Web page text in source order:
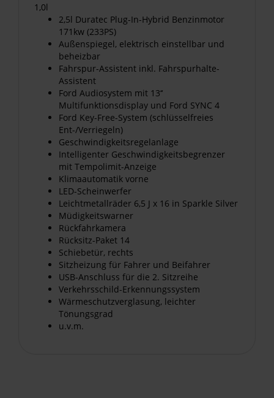
1,0l
2,5l Duratec Plug-In-Hybrid Benzinmotor
171kw (233PS)
Außenspiegel, elektrisch einstellbar und
beheizbar
Fahrspur-Assistent inkl. Fahrspurhalte-
Assistent
Ford Audiosystem mit 13‘‘
Multifunktionsdisplay und Ford SYNC 4
Ford Key-Free-System (schlüsselfreies
Ent-/Verriegeln)
Geschwindigkeitsregelanlage
Intelligenter Geschwindigkeitsbegrenzer
mit Tempolimit-Anzeige
Klimaautomatik vorne
LED-Scheinwerfer
Leichtmetallräder 6,5 J x 16 in Sparkle Silver
Müdigkeitswarner
Rückfahrkamera
Rücksitz-Paket 14
Schiebetür, rechts
Sitzheizung für Fahrer und Beifahrer
USB-Anschluss für die 2. Sitzreihe
Verkehrsschild-Erkennungssystem
Wärmeschutzverglasung, leichter
Tönungsgrad
u.v.m.